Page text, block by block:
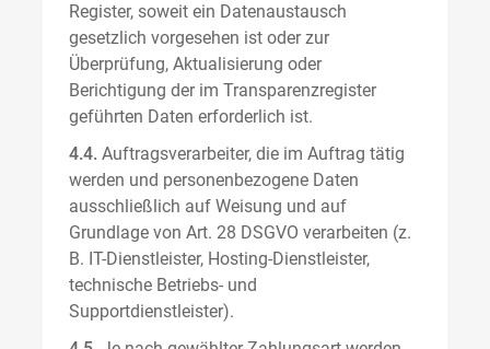
Register, soweit ein Datenaustausch
gesetzlich vorgesehen ist oder zur
Überprüfung, Aktualisierung oder
Berichtigung der im Transparenzregister
geführten Daten erforderlich ist.
4.4. Auftragsverarbeiter, die im Auftrag tätig
werden und personenbezogene Daten
ausschließlich auf Weisung und auf
Grundlage von Art. 28 DSGVO verarbeiten (z.
B. IT-Dienstleister, Hosting-Dienstleister,
technische Betriebs- und
Supportdienstleister).